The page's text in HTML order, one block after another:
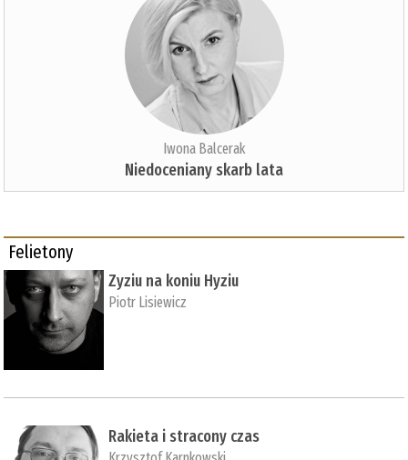
Iwona Balcerak
Niedoceniany skarb lata
Felietony
Zyziu na koniu Hyziu
Piotr Lisiewicz
Rakieta i stracony czas